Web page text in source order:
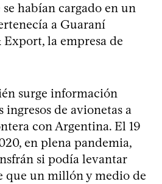
habían cargado en un
a Guaraní
la empresa de
surge información
ingresos de avionetas a
con Argentina. El 19
en plena pandemia,
si podía levantar
que un millón y medio de